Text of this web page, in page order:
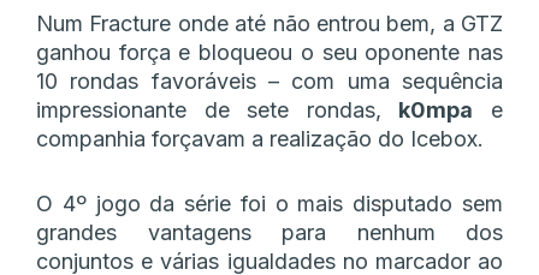
Num Fracture onde até não entrou bem, a GTZ
ganhou força e bloqueou o seu oponente nas
10 rondas favoráveis – com uma sequência
impressionante de sete rondas, k0mpa e
companhia forçavam a realização do Icebox.
O 4º jogo da série foi o mais disputado sem
grandes vantagens para nenhum dos
conjuntos e várias igualdades no marcador ao